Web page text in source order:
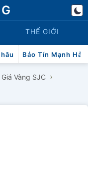
THẾ GIỚI
Bảo Tín Mạnh Hải
Giá Vàng SJC ›